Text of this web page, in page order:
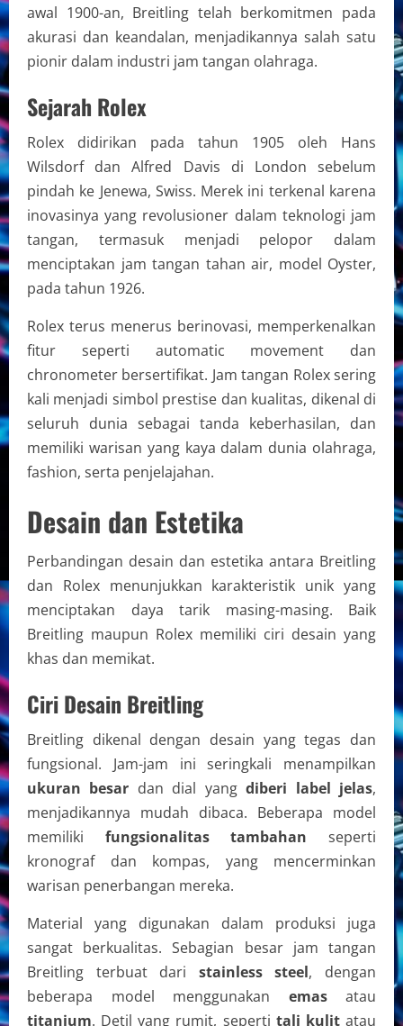
awal 1900-an, Breitling telah berkomitmen pada
akurasi dan keandalan, menjadikannya salah satu
pionir dalam industri jam tangan olahraga.
Sejarah Rolex
Rolex didirikan pada tahun 1905 oleh Hans
Wilsdorf dan Alfred Davis di London sebelum
pindah ke Jenewa, Swiss. Merek ini terkenal karena
inovasinya yang revolusioner dalam teknologi jam
tangan, termasuk menjadi pelopor dalam
menciptakan jam tangan tahan air, model Oyster,
pada tahun 1926.
Rolex terus menerus berinovasi, memperkenalkan
fitur seperti automatic movement dan
chronometer bersertifikat. Jam tangan Rolex sering
kali menjadi simbol prestise dan kualitas, dikenal di
seluruh dunia sebagai tanda keberhasilan, dan
memiliki warisan yang kaya dalam dunia olahraga,
fashion, serta penjelajahan.
Desain dan Estetika
Perbandingan desain dan estetika antara Breitling
dan Rolex menunjukkan karakteristik unik yang
menciptakan daya tarik masing-masing. Baik
Breitling maupun Rolex memiliki ciri desain yang
khas dan memikat.
Ciri Desain Breitling
Breitling dikenal dengan desain yang tegas dan
fungsional. Jam-jam ini seringkali menampilkan
ukuran besar dan dial yangdiberi label jelas,
menjadikannya mudah dibaca. Beberapa model
memiliki fungsionalitas tambahan seperti
kronograf dan kompas, yang mencerminkan
warisan penerbangan mereka.
Material yang digunakan dalam produksi juga
sangat berkualitas. Sebagian besar jam tangan
Breitling terbuat dari stainless steel, dengan
beberapa model menggunakan emasatau
titanium. Detil yang rumit, seperti tali kulitatau